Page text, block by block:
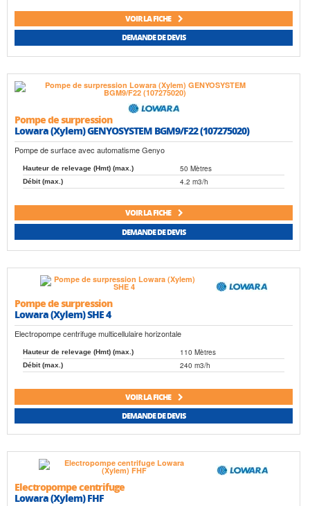
VOIR LA FICHE
DEMANDE DE DEVIS
Pompe de surpression
Lowara (Xylem) GENYOSYSTEM BGM9/F22 (107275020)
Pompe de surface avec automatisme Genyo
Hauteur de relevage (Hmt) (max.) 50 Mètres
Débit (max.) 4.2 m3/h
VOIR LA FICHE
DEMANDE DE DEVIS
Pompe de surpression
Lowara (Xylem) SHE 4
Electropompe centrifuge multicellulaire horizontale
Hauteur de relevage (Hmt) (max.) 110 Mètres
Débit (max.) 240 m3/h
VOIR LA FICHE
DEMANDE DE DEVIS
Electropompe centrifuge
Lowara (Xylem) FHF